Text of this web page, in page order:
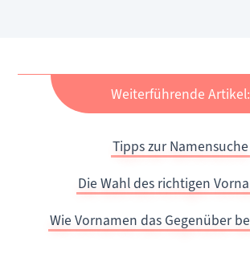
Weiterführende Artikel:
Tipps zur Namensuche
Die Wahl des richtigen
Wie Vornamen das Gegenüber